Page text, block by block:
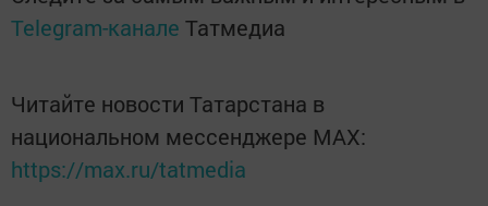
Telegram-канале Татмедиа
Читайте новости Татарстана в
национальном мессенджере MАХ:
https://max.ru/tatmedia